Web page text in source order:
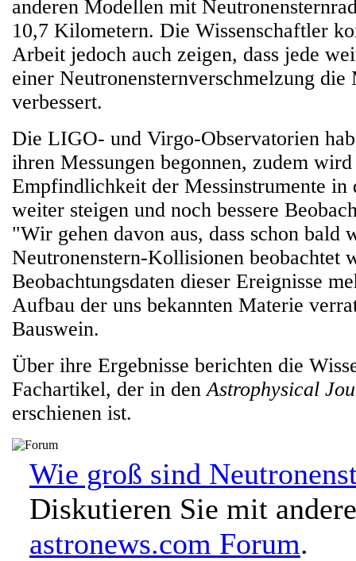
anderen Modellen mit
10,7 Kilometern. Die Wissenschaftler
Arbeit jedoch auch zeigen, dass jede
einer Neutronensternverschmelzung die
verbessert.
Die LIGO- und Virgo-Observatorien
ihren Messungen begonnen, zudem
Empfindlichkeit der Messinstrumente in
weiter steigen und noch bessere
"Wir gehen davon aus, dass schon bald
Neutronenstern-Kollisionen beobachtet
Beobachtungsdaten dieser Ereignisse
Aufbau der uns bekannten Materie
Bauswein.
Über ihre Ergebnisse berichten die
Fachartikel, der in denAstrophysical
erschienen ist.
Wie groß sind
Diskutieren Sie mit
astronews.com Forum.